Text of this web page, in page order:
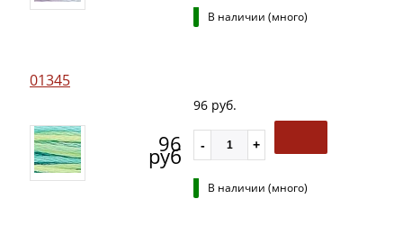
В наличии (много)
01345
96
руб
96 руб.
В наличии (много)